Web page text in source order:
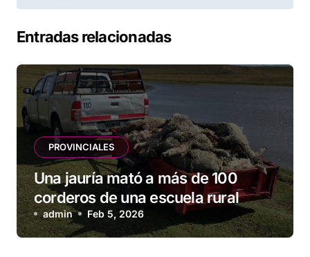
Entradas relacionadas
PROVINCIALES
Una jauría mató a más de 100
corderos de una escuela rural
admin Feb 5, 2026